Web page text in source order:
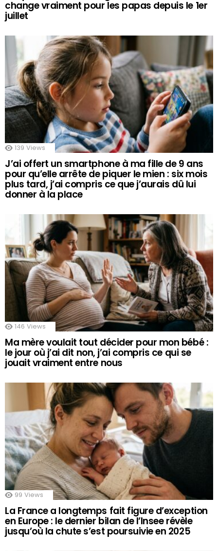
change vraiment pour les papas depuis le 1er
juillet
139 Views
J’ai offert un smartphone à ma fille de 9 ans
pour qu’elle arrête de piquer le mien : six mois
plus tard, j’ai compris ce que j’aurais dû lui
donner à la place
146 Views
Ma mère voulait tout décider pour mon bébé :
le jour où j’ai dit non, j’ai compris ce qui se
jouait vraiment entre nous
99 Views
La France a longtemps fait figure d’exception
en Europe : le dernier bilan de l’Insee révèle
jusqu’où la chute s’est poursuivie en 2025